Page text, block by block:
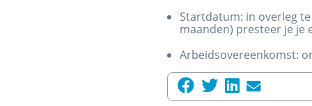
Startdatum: in overleg
maanden) presteer je je
Arbeidsovereenkomst: